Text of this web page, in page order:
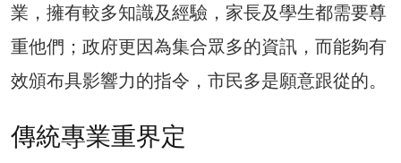
業，擁有較多知識及經驗，家長及學生都需要尊
重他們；政府更因為集合眾多的資訊，而能夠有
效頒布具影響力的指令，市民多是願意跟從的。
傳統專業重界定